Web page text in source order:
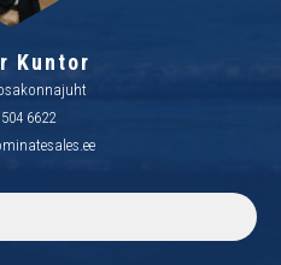
Kuntor
6622